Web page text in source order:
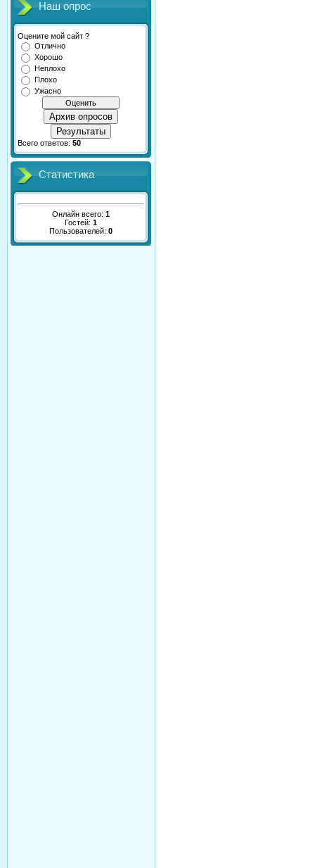
Наш опрос
Оцените мой сайт ?
Отлично
Хорошо
Неплохо
Плохо
Ужасно
Архив опросов
Результаты
Всего ответов: 50
Статистика
Онлайн всего: 1
Гостей: 1
Пользователей: 0